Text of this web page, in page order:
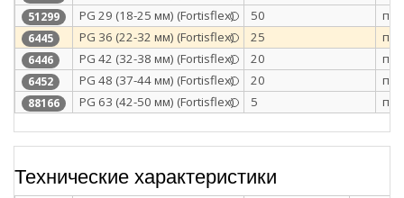
51299 PG 29 (18-25 мм) (Fortisflex) 50 п/э
6445 PG 36 (22-32 мм) (Fortisflex) 25 п/э
6446 PG 42 (32-38 мм) (Fortisflex) 20 п/э
6452 PG 48 (37-44 мм) (Fortisflex) 20 п/э
88166 PG 63 (42-50 мм) (Fortisflex) 5 п/э
Технические характеристики